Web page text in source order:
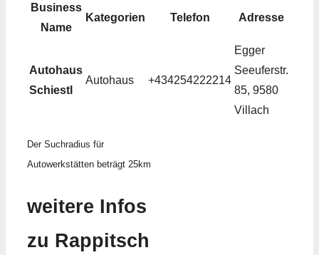
Business
Name
Kategorien Telefon Adresse
Autohaus
Schiestl
Autohaus +434254222214
Egger
Seeuferstr.
85, 9580
Villach
Der Suchradius für
Autowerkstätten beträgt 25km
weitere Infos
zu Rappitsch